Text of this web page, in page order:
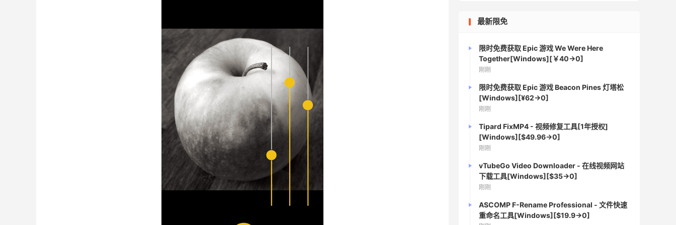
最新限免
限时免费获取 Epic 游戏 We Were Here
Together[Windows][￥40→0]
刚刚
限时免费获取 Epic 游戏 Beacon Pines 灯塔松
[Windows][¥62→0]
刚刚
Tipard FixMP4 - 视频修复工具[1年授权]
[Windows][$49.96→0]
刚刚
vTubeGo Video Downloader - 在线视频网站
下载工具[Windows][$35→0]
刚刚
ASCOMP F-Rename Professional - 文件快速
重命名工具[Windows][$19.9→0]